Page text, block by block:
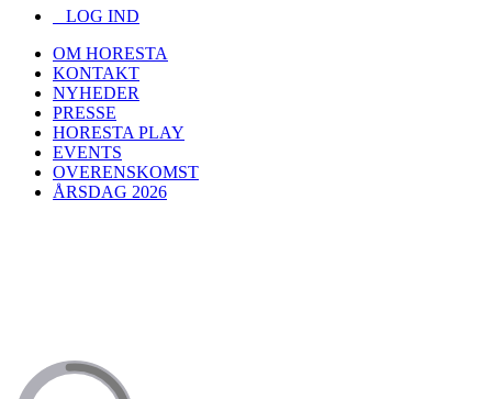
LOG IND
OM HORESTA
KONTAKT
NYHEDER
PRESSE
HORESTA PLAY
EVENTS
OVERENSKOMST
ÅRSDAG 2026